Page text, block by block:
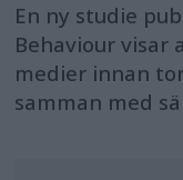
En ny studie
Behaviour visar
medier innan
samman med